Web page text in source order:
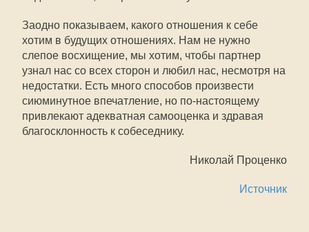
Заодно показываем, какого отношения к себе
хотим в будущих отношениях. Нам не нужно
слепое восхищение, мы хотим, чтобы партнер
узнал нас со всех сторон и любил нас, несмотря на
недостатки. Есть много способов произвести
сиюминутное впечатление, но по-настоящему
привлекают адекватная самооценка и здравая
благосклонность к собеседнику.
Николай Проценко
Источник